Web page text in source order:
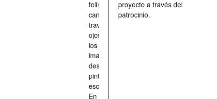
felinos y
caninos a
través de los
ojos quienes
los han
imaginado,
descrito,
pintado,
esculpido...
En definitiva,
proyecto a través del
patrocinio.